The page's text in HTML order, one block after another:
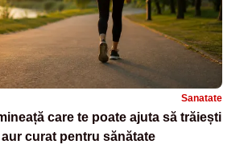
Sanatate
care te poate ajuta să trăiești
curat pentru sănătate